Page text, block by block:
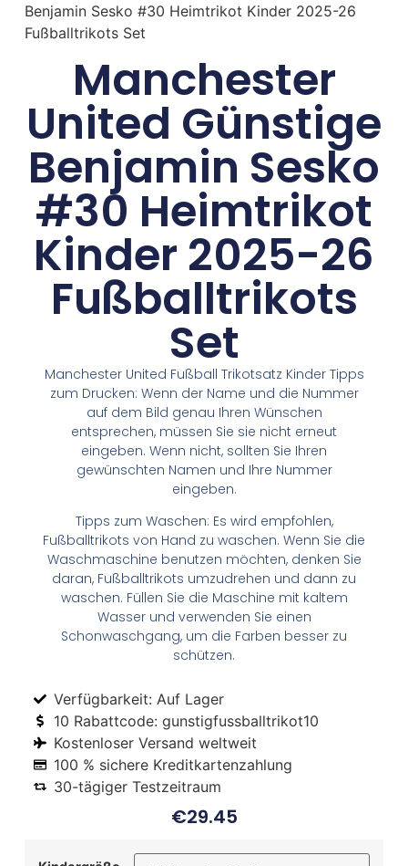
Benjamin Sesko #30 Heimtrikot Kinder 2025-26
Fußballtrikots Set
Manchester
United Günstige
Benjamin Sesko
#30 Heimtrikot
Kinder 2025-26
Fußballtrikots
Set
Manchester United Fußball Trikotsatz Kinder Tipps
zum Drucken: Wenn der Name und die Nummer
auf dem Bild genau Ihren Wünschen
entsprechen, müssen Sie sie nicht erneut
eingeben. Wenn nicht, sollten Sie Ihren
gewünschten Namen und Ihre Nummer
eingeben.
Tipps zum Waschen: Es wird empfohlen,
Fußballtrikots von Hand zu waschen. Wenn Sie die
Waschmaschine benutzen möchten, denken Sie
daran, Fußballtrikots umzudrehen und dann zu
waschen. Füllen Sie die Maschine mit kaltem
Wasser und verwenden Sie einen
Schonwaschgang, um die Farben besser zu
schützen.
Verfügbarkeit: Auf Lager
10 Rabattcode: gunstigfussballtrikot10
Kostenloser Versand weltweit
100 % sichere Kreditkartenzahlung
30-tägiger Testzeitraum
€29.45